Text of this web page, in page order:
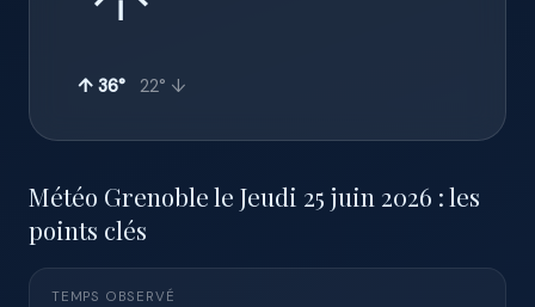
↑ 36° 22° ↓
Météo Grenoble le Jeudi 25 juin 2026 : les
points clés
TEMPS OBSERVÉ